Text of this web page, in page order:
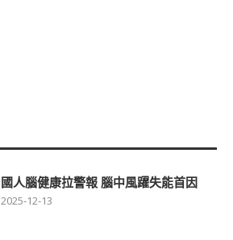
國人腦健康拉警報 腦中風躍失能首因
2025-12-13